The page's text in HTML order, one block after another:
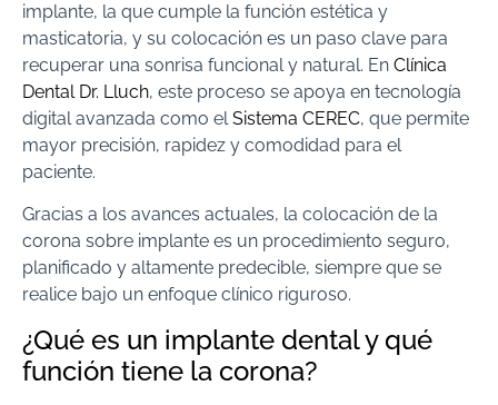
implante, la que cumple la función estética y
masticatoria, y su colocación es un paso clave para
recuperar una sonrisa funcional y natural. En Clínica
Dental Dr. Lluch, este proceso se apoya en tecnología
digital avanzada como elSistema CEREC, que permite
mayor precisión, rapidez y comodidad para el
paciente.
Gracias a los avances actuales, la colocación de la
corona sobre implante es un procedimiento seguro,
planificado y altamente predecible, siempre que se
realice bajo un enfoque clínico riguroso.
¿Qué es un implante dental y qué
función tiene la corona?